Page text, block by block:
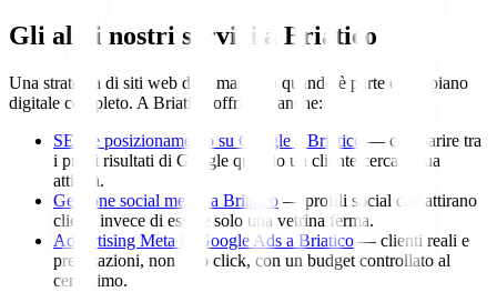
Gli altri nostri servizi a Briatico
Una strategia di siti web dà il massimo quando è parte di un piano
digitale completo. A Briatico offriamo anche:
SEO e posizionamento su Google a Briatico — comparire tra
i primi risultati di Google quando un cliente cerca la tua
attività.
Gestione social media a Briatico — profili social che attirano
clienti invece di essere solo una vetrina ferma.
Advertising Meta & Google Ads a Briatico — clienti reali e
prenotazioni, non solo click, con un budget controllato al
centesimo.